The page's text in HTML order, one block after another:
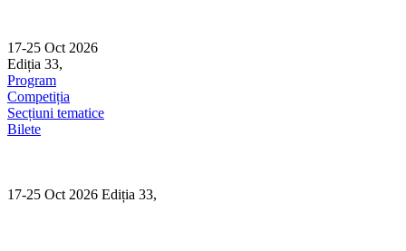
content
17-25 Oct 2026
Ediția 33,
Program
Competiția
Secțiuni tematice
Bilete
17-25 Oct 2026 Ediția 33,